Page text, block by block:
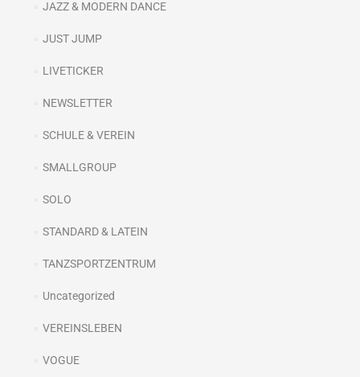
JAZZ & MODERN DANCE
JUST JUMP
LIVETICKER
NEWSLETTER
SCHULE & VEREIN
SMALLGROUP
SOLO
STANDARD & LATEIN
TANZSPORTZENTRUM
Uncategorized
VEREINSLEBEN
VOGUE